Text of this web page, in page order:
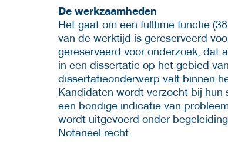
De werkzaamheden
Het gaat om een fulltime functie
van de werktijd is gereserveerd
gereserveerd voor onderzoek, dat
in een dissertatie op het gebied
dissertatieonderwerp valt binnen
Kandidaten wordt verzocht bij
een bondige indicatie van
wordt uitgevoerd onder
Notarieel recht.